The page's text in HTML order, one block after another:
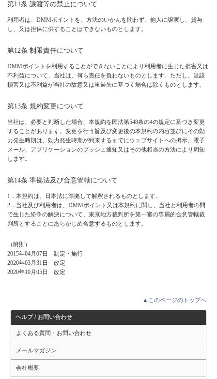
第11条 譲渡等の禁止について
利用者は、DMMポイントを、方法のいかんを問わず、他人に譲渡し、貸与
し、又は担保に供することはできないものとします。
第12条 制限責任について
DMMポイントを利用することができないことにより利用者に生じた損害又は
不利益について、当社は、何ら責任を負わないものとします。ただし、当該
損害又は不利益が当社の故意又は重過失に基づく場合は除くものとします。
第13条 規約変更について
当社は、必要と判断した場合、本規約を民法第548条の4の規定に基づき変更
することがあります。変更を行う旨及び変更後の本規約の内容並びにその効
力発生時期は、効力発生時期が到来するまでにウェブサイトへの掲示、電子
メール、アプリケーションのプッシュ通知又はその他相当の方法により周知
します。
第14条 準拠法及び合意管轄について
1．本規約は、日本法に準拠して解釈されるものとします。
2．当社及び利用者は、DMMポイント又は本規約に関し、当社と利用者の間
で生じた紛争の解決について、東京地方裁判所を第一審の専属的合意管轄裁
判所とすることにあらかじめ合意するものとします。
（附則）
2015年04月07日 制定・施行
2020年03月31日 改定
2020年10月05日 改定
▲このページのトップへ
ヘルプ / お問い合わせ
よくある質問・お問い合わせ
メールマガジン
会社概要